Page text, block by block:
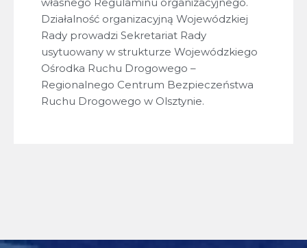
Działalność organizacyjną Wojewódzkiej
Rady prowadzi Sekretariat Rady
usytuowany w strukturze Wojewódzkiego
Ośrodka Ruchu Drogowego –
Regionalnego Centrum Bezpieczeństwa
Ruchu Drogowego w Olsztynie.